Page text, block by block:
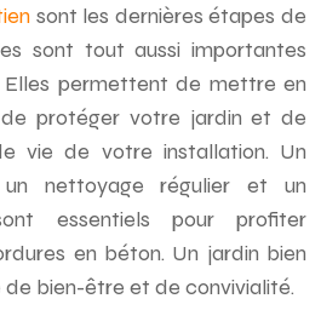
sont les dernières étapes de
sont tout aussi importantes
permettent de mettre en
protéger votre jardin et de
vie de votre installation. Un
un nettoyage régulier et un
essentiels pour profiter
en béton. Un jardin bien
bien-être et de convivialité.